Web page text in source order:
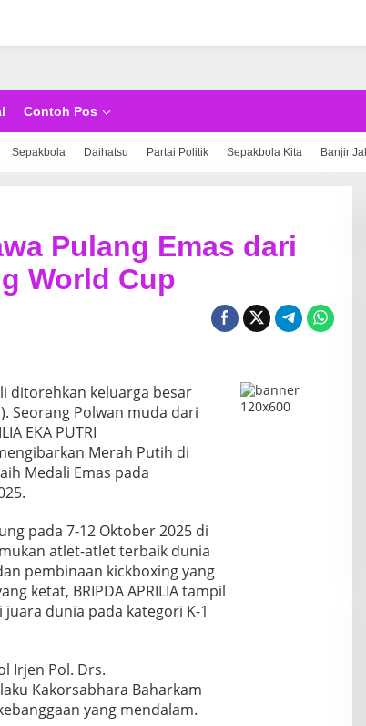
Contoh Pos
Sepakbola Daihatsu Partai Politik Sepakbola Kita Banjir
Pulang Emas dari
World Cup
ditorehkan keluarga besar
Seorang Polwan muda dari
EKA PUTRI
Merah Putih di
Medali Emas pada
pada 7-12 Oktober 2025 di
atlet-atlet terbaik dunia
pembinaan kickboxing yang
ketat, BRIPDA APRILIA tampil
dunia pada kategori K-1
Irjen Pol. Drs.
Kakorsabhara Baharkam
yang mendalam.